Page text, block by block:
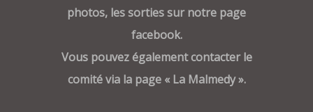
photos, les sorties sur notre page
facebook.
Vous pouvez également contacter le
comité via la page « La Malmedy ».